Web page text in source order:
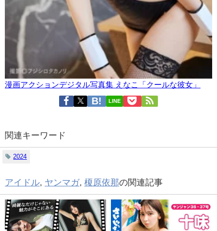
漫画アクションデジタル写真集 えなこ「クールな彼女」
LINE
関連キーワード
2024
アイドル, ヤンマガ, 榎原依那の関連記事